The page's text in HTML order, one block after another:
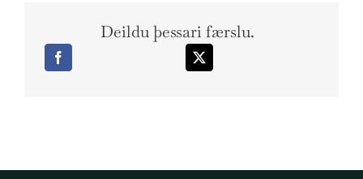
Deildu þessari færslu.